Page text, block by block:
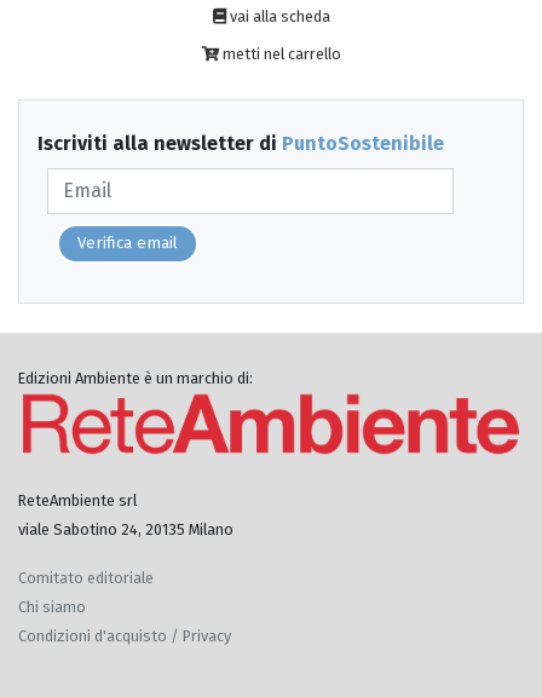
vai alla scheda
metti nel carrello
Iscriviti alla newsletter di PuntoSostenibile
Verifica email
Edizioni Ambiente è un marchio di:
ReteAmbiente srl
viale Sabotino 24, 20135 Milano
Comitato editoriale
Chi siamo
Condizioni d'acquisto / Privacy